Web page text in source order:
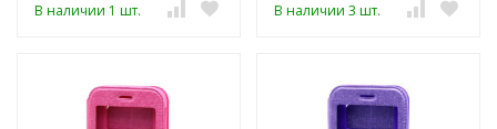
В наличии 1 шт. В наличии 3 шт.